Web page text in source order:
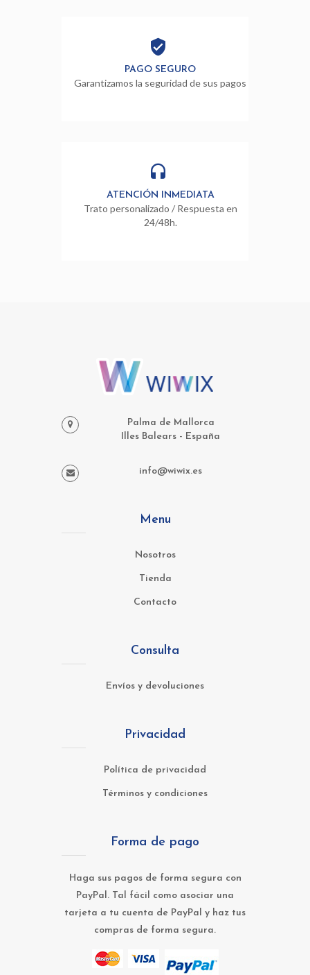
PAGO SEGURO
Garantizamos la seguridad de sus pagos
ATENCIÓN INMEDIATA
Trato personalizado / Respuesta en
24/48h.
Palma de Mallorca
Illes Balears - España
info@wiwix.es
Menu
Nosotros
Tienda
Contacto
Consulta
Envíos y devoluciones
Privacidad
Política de privacidad
Términos y condiciones
Forma de pago
Haga sus pagos de forma segura con
PayPal. Tal fácil como asociar una
tarjeta a tu cuenta de PayPal y haz tus
compras de forma segura.